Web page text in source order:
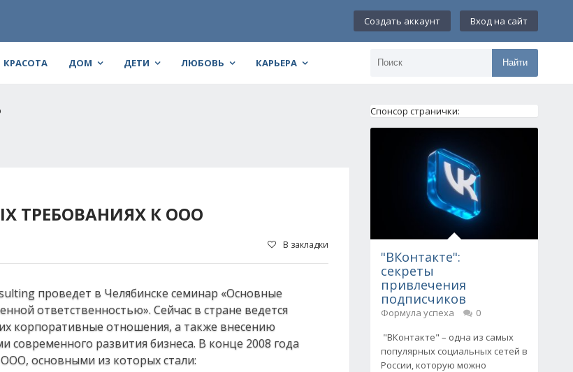
Создать аккаунт Вход на сайт
КРАСОТА ДОМ ДЕТИ ЛЮБОВЬ КАРЬЕРА Найти
ТРЕБОВАНИЯХ К ООО
В закладки
проведет в Челябинске семинар «Основные
ответственностью». Сейчас в стране ведется
корпоративные отношения, а также внесению
развития бизнеса. В конце 2008 года
основными из которых стали:
Спонсор странички:
"ВКонтакте":
секреты
привлечения
подписчиков
Формула успеха
0
"ВКонтакте" – одна из самых
популярных социальных сетей в
России, которую можно